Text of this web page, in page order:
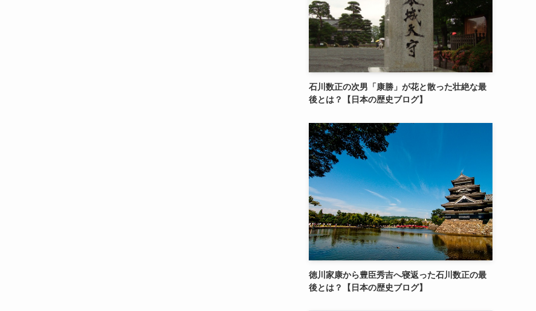
石川数正の次男「康勝」が花と散った壮絶な最
後とは？【日本の歴史ブログ】
徳川家康から豊臣秀吉へ寝返った石川数正の最
後とは？【日本の歴史ブログ】